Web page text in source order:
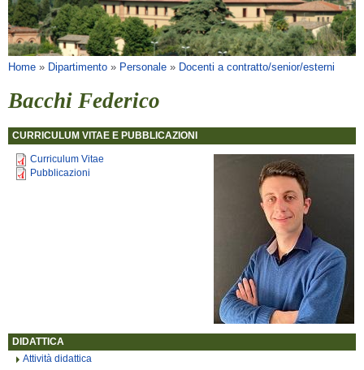
BIBLIOTECHE
SERVIZI
Tu sei qui
Home » Dipartimento » Personale » Docenti a contratto/senior/esterni
Bacchi Federico
CURRICULUM VITAE E PUBBLICAZIONI
Curriculum Vitae
Pubblicazioni
DIDATTICA
Attività didattica